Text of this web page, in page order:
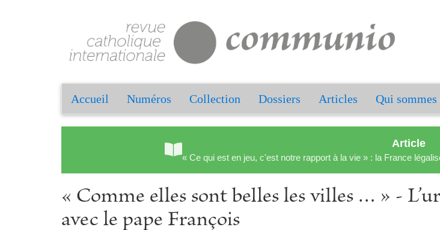
Accueil Numéros Collection Dossiers Articles Qui sommes
Article
« Ce qui est en jeu, c'est notre rapport à la vie » : la France
« Comme elles sont belles les villes … » -
avec le pape François